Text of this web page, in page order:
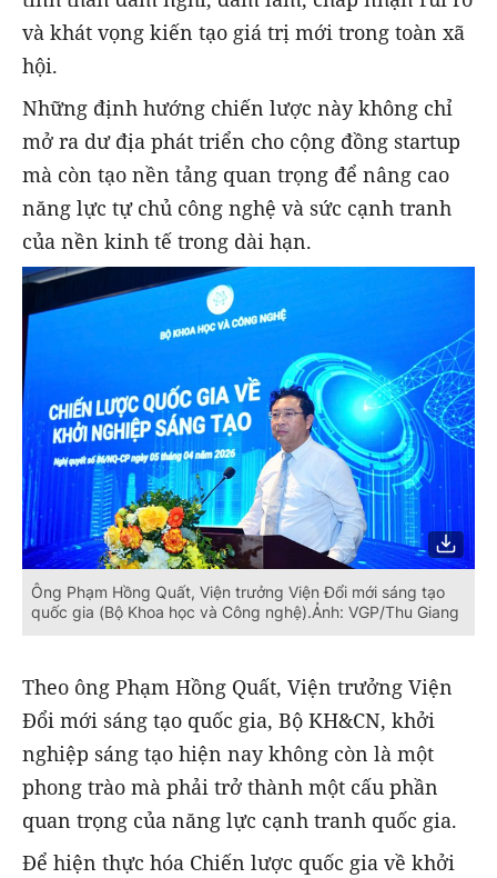
và khát vọng kiến tạo giá trị mới trong toàn xã
hội.
Những định hướng chiến lược này không chỉ
mở ra dư địa phát triển cho cộng đồng startup
mà còn tạo nền tảng quan trọng để nâng cao
năng lực tự chủ công nghệ và sức cạnh tranh
của nền kinh tế trong dài hạn.
Ông Phạm Hồng Quất, Viện trưởng Viện Đổi mới sáng tạo
quốc gia (Bộ Khoa học và Công nghệ).Ảnh: VGP/Thu Giang
Theo ông Phạm Hồng Quất, Viện trưởng Viện
Đổi mới sáng tạo quốc gia, Bộ KH&CN, khởi
nghiệp sáng tạo hiện nay không còn là một
phong trào mà phải trở thành một cấu phần
quan trọng của năng lực cạnh tranh quốc gia.
Để hiện thực hóa Chiến lược quốc gia về khởi